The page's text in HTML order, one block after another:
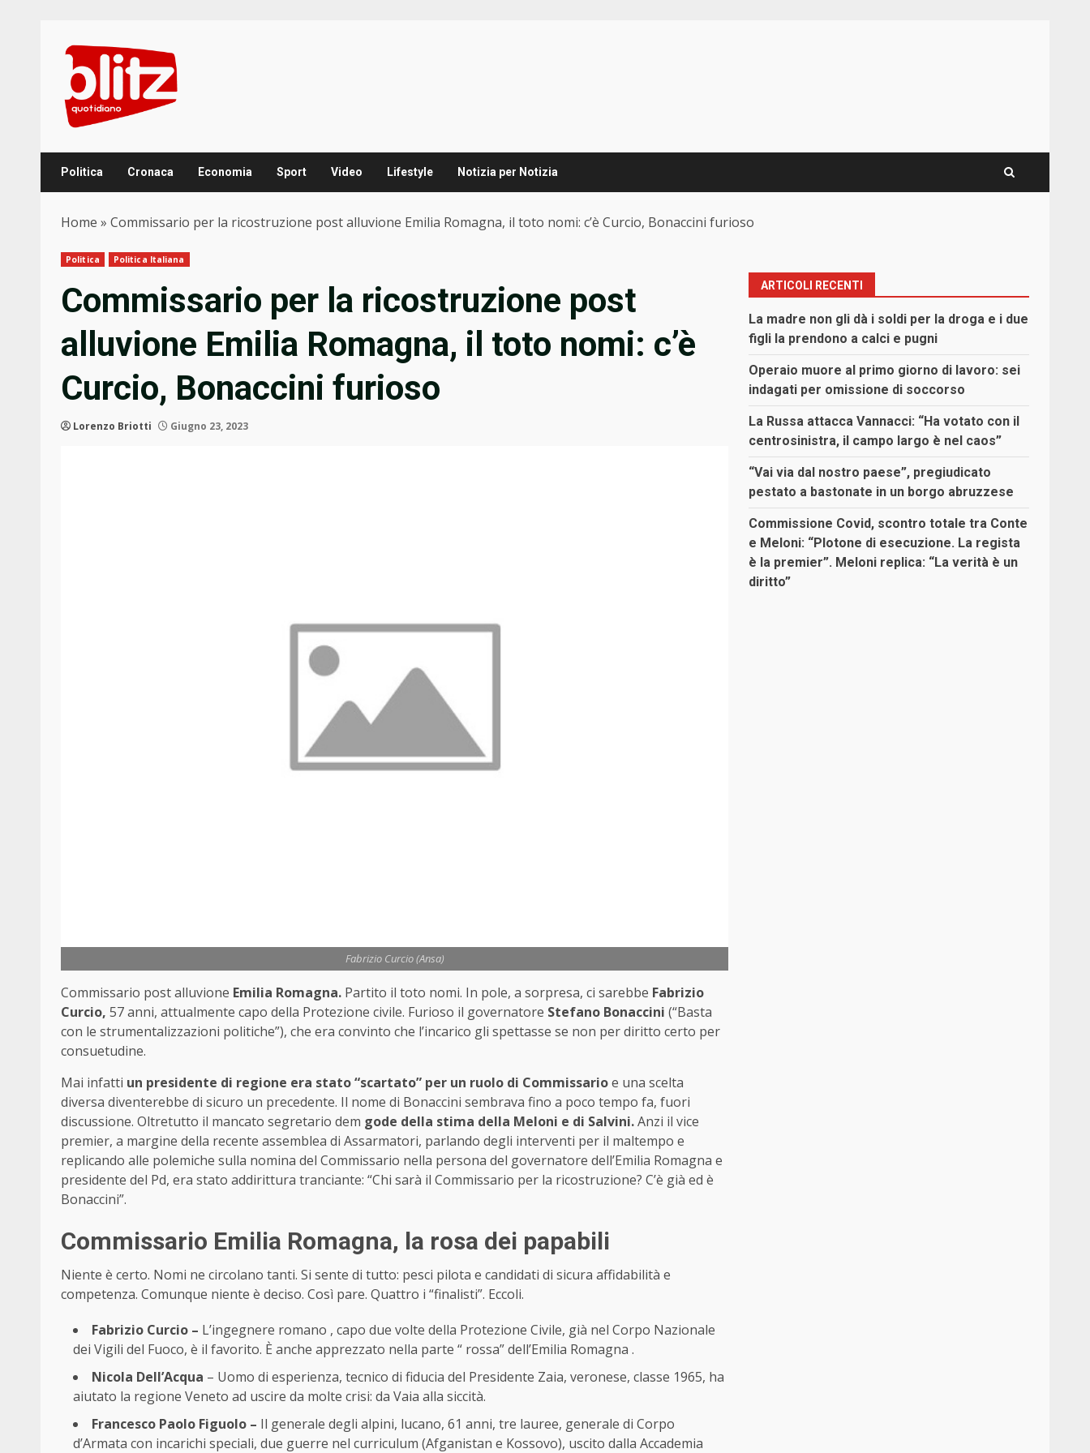
content
Politica Cronaca Economia Sport Video Lifestyle Notizia per Notizia
Home » Commissario per la ricostruzione post alluvione Emilia Romagna, il toto nomi: c’è Curcio, Bonaccini furioso
Politica Politica Italiana
Commissario per la ricostruzione post
alluvione Emilia Romagna, il toto nomi: c’è
Curcio, Bonaccini furioso
Lorenzo Briotti Giugno 23, 2023
Fabrizio Curcio (Ansa)
Commissario post alluvione Emilia Romagna. Partito il toto nomi. In pole, a sorpresa, ci sarebbe Fabrizio
Curcio, 57 anni, attualmente capo della Protezione civile. Furioso il governatore Stefano Bonaccini (“Basta
con le strumentalizzazioni politiche”), che era convinto che l’incarico gli spettasse se non per diritto certo per
consuetudine.
Mai infatti un presidente di regione era stato “scartato” per un ruolo di Commissarioe una scelta
diversa diventerebbe di sicuro un precedente. Il nome di Bonaccini sembrava fino a poco tempo fa, fuori
discussione. Oltretutto il mancato segretario dem gode della stima della Meloni e di Salvini.Anzi il vice
premier, a margine della recente assemblea di Assarmatori, parlando degli interventi per il maltempo e
replicando alle polemiche sulla nomina del Commissario nella persona del governatore dell’Emilia Romagna e
presidente del Pd, era stato addirittura tranciante: “Chi sarà il Commissario per la ricostruzione? C’è già ed è
Bonaccini”.
Commissario Emilia Romagna, la rosa dei papabili
Niente è certo. Nomi ne circolano tanti. Si sente di tutto: pesci pilota e candidati di sicura affidabilità e
competenza. Comunque niente è deciso. Così pare. Quattro i “finalisti”. Eccoli.
Fabrizio Curcio – L’ingegnere romano , capo due volte della Protezione Civile, già nel Corpo Nazionale
dei Vigili del Fuoco, è il favorito. È anche apprezzato nella parte “ rossa” dell’Emilia Romagna .
Nicola Dell’Acqua – Uomo di esperienza, tecnico di fiducia del Presidente Zaia, veronese, classe 1965, ha
aiutato la regione Veneto ad uscire da molte crisi: da Vaia alla siccità.
Francesco Paolo Figuolo – Il generale degli alpini, lucano, 61 anni, tre lauree, generale di Corpo
d’Armata con incarichi speciali, due guerre nel curriculum (Afganistan e Kossovo), uscito dalla Accademia
ARTICOLI RECENTI
La madre non gli dà i soldi per la droga e i due
figli la prendono a calci e pugni
Operaio muore al primo giorno di lavoro: sei
indagati per omissione di soccorso
La Russa attacca Vannacci: “Ha votato con il
centrosinistra, il campo largo è nel caos”
“Vai via dal nostro paese”, pregiudicato
pestato a bastonate in un borgo abruzzese
Commissione Covid, scontro totale tra Conte
e Meloni: “Plotone di esecuzione. La regista
è la premier”. Meloni replica: “La verità è un
diritto”